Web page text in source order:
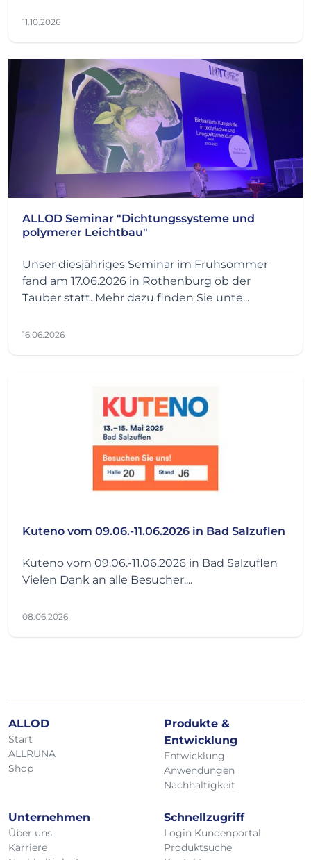
11.10.2026
ALLOD Seminar "Dichtungssysteme und
polymerer Leichtbau"
Unser diesjähriges Seminar im Frühsommer
fand am 17.06.2026 in Rothenburg ob der
Tauber statt. Mehr dazu finden Sie unte...
16.06.2026
Kuteno vom 09.06.-11.06.2026 in Bad Salzuflen
Kuteno vom 09.06.-11.06.2026 in Bad Salzuflen
Vielen Dank an alle Besucher....
08.06.2026
ALLOD
Start
ALLRUNA
Shop
Produkte &
Entwicklung
Entwicklung
Anwendungen
Nachhaltigkeit
Unternehmen
Über uns
Karriere
Schnellzugriff
Login Kundenportal
Produktsuche